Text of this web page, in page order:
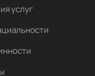
услуг